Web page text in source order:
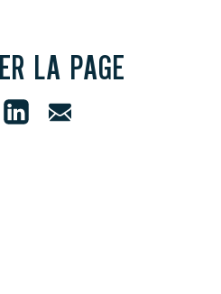
LA PAGE